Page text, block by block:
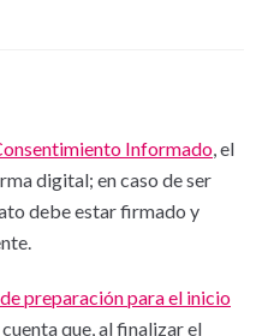
Informado , el
digital; en caso de ser
debe estar firmado y
preparación para el inicio
cuenta que, al finalizar el